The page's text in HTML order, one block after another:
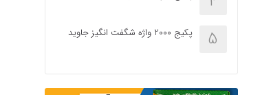
5 پکیج 2000 واژه شگفت انگیز جاوید